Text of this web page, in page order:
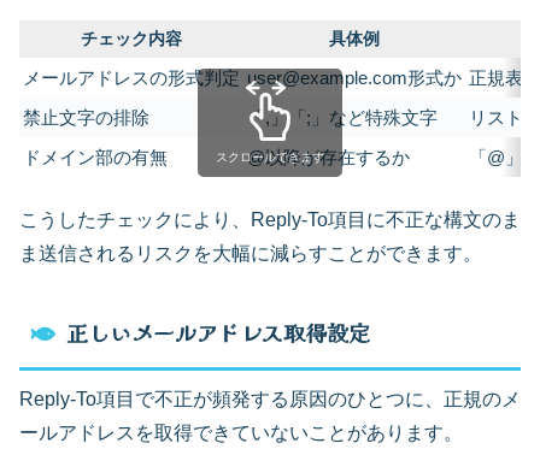
チェック内容 具体例
メールアドレスの形式判定 user@example.com形式か 正規表
禁止文字の排除
「,」「;」など特殊文字
リスト
ドメイン部の有無
@以降が存在するか 「@」
スクロールできます
こうしたチェックにより、Reply-To項目に不正な構文のま
ま送信されるリスクを大幅に減らすことができます。
正しいメールアドレス取得設定
Reply-To項目で不正が頻発する原因のひとつに、正規のメ
ールアドレスを取得できていないことがあります。